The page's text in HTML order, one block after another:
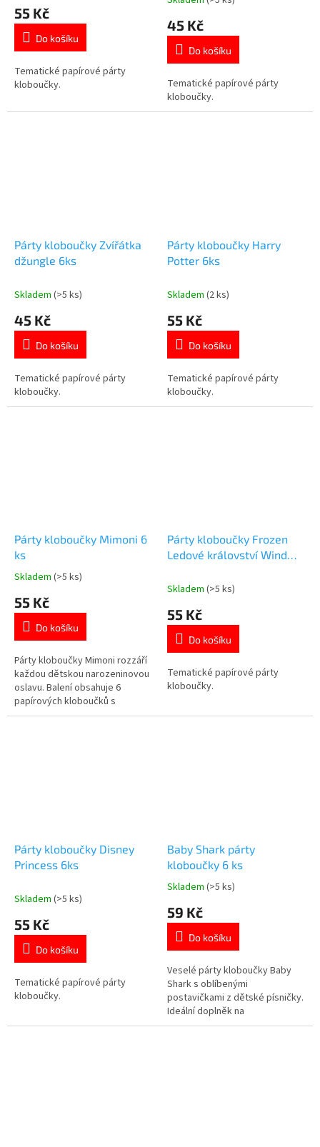
produktu
5,0
5
hvězdiček.
55 Kč
Do košíku
Tematické papírové párty
kloboučky.
45 Kč
Do košíku
Tematické papírové párty
kloboučky.
Párty kloboučky Zvířátka
džungle 6ks
Skladem (>5 ks)
45 Kč
Do košíku
Tematické papírové párty
kloboučky.
Párty kloboučky Harry
Potter 6ks
Skladem (2 ks)
55 Kč
Do košíku
Tematické papírové párty
kloboučky.
Párty kloboučky Mimoni 6
ks
Průměrné
produktu
5,0
5
hvězdiček.
Skladem (>5 ks)
55 Kč
Do košíku
Párty kloboučky Mimoni rozzáří
každou dětskou narozeninovou
oslavu. Balení obsahuje 6
papírových kloboučků s
gumičkou. Rozměr cca 16 × 16
Párty kloboučky Frozen
Ledové království Wind
Skladem (>5 ks)
55 Kč
Do košíku
Tematické papírové párty
kloboučky.
Párty kloboučky Disney
Princess 6ks
Skladem (>5 ks)
55 Kč
Do košíku
Tematické papírové párty
kloboučky.
Baby Shark párty
kloboučky 6 ks
Průměrné
produktu
5,0
5
hvězdiček.
Skladem (>5 ks)
59 Kč
Do košíku
Veselé párty kloboučky Baby
Shark s oblíbenými
postavičkami z dětské písničky.
Ideální doplněk na
narozeninovou oslavu nebo